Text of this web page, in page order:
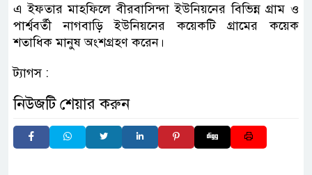
এ ইফতার মাহফিলে বীরবাসিন্দা ইউনিয়নের বিভিন্ন গ্রাম ও
পার্শ্ববর্তী নাগবাড়ি ইউনিয়নের কয়েকটি গ্রামের কয়েক
শতাধিক মানুষ অংশগ্রহণ করেন।
ট্যাগস :
নিউজটি শেয়ার করুন